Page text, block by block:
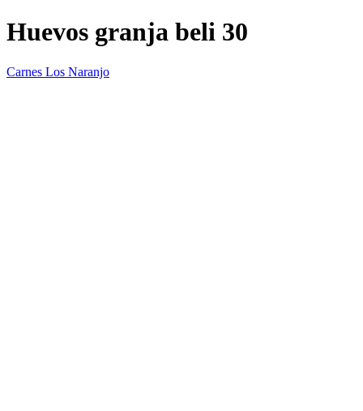
Huevos granja beli 30
Carnes Los Naranjo